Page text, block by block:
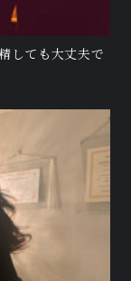
しても大丈夫で